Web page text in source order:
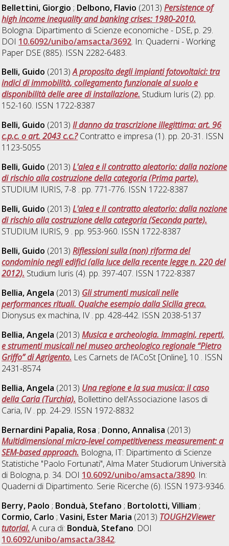
Bellettini, Giorgio ; Delbono, Flavio (2013)Persistence of
high income inequality and banking crises: 1980-2010.
Bologna: Dipartimento di Scienze economiche - DSE, p. 29.
DOI 10.6092/unibo/amsacta/3692. In: Quaderni - Working
Paper DSE (885). ISSN 2282-6483.
Belli, Guido (2013)A proposito degli impianti fotovoltaici: tra
indici di immobilità, collegamento funzionale al suolo e
disponibilità delle aree di installazione. Studium Iuris (2). pp.
152-160. ISSN 1722-8387
Belli, Guido (2013)Il danno da trascrizione illegittima: art. 96
c.p.c. o art. 2043 c.c.?Contratto e impresa (1). pp. 20-31. ISSN
1123-5055
Belli, Guido (2013)L'alea e il contratto aleatorio: dalla nozione
di rischio alla costruzione della categoria (Prima parte).
STUDIUM IURIS, 7-8 . pp. 771-776. ISSN 1722-8387
Belli, Guido (2013)L'alea e il contratto aleatorio: dalla nozione
di rischio alla costruzione della categoria (Seconda parte).
STUDIUM IURIS, 9 . pp. 953-960. ISSN 1722-8387
Belli, Guido (2013)Riflessioni sulla (non) riforma del
condominio negli edifici (alla luce della recente legge n. 220 del
2012). Studium Iuris (4). pp. 397-407. ISSN 1722-8387
Bellia, Angela (2013) Gli strumenti musicali nelle
performances rituali. Qualche esempio dalla Sicilia greca.
Dionysus ex machina, IV . pp. 428-442. ISSN 2038-5137
Bellia, Angela (2013)Musica e archeologia. Immagini, reperti,
e strumenti musicali nel museo archeologico regionale “Pietro
Griffo” di Agrigento. Les Carnets de l’ACoSt [Online], 10 . ISSN
2431-8574
Bellia, Angela (2013) Una regione e la sua musica: il caso
della Caria (Turchia). Bollettino dell'Associazione Iasos di
Caria, IV . pp. 24-29. ISSN 1972-8832
Bernardini Papalia, Rosa ; Donno, Annalisa (2013)
Multidimensional micro-level competitiveness measurement: a
SEM-based approach. Bologna, IT: Dipartimento di Scienze
Statistiche "Paolo Fortunati", Alma Mater Studiorum Università
di Bologna, p. 34. DOI 10.6092/unibo/amsacta/3890. In:
Quaderni di Dipartimento. Serie Ricerche (6). ISSN 1973-9346.
Berry, Paolo ; Bonduà, Stefano ; Bortolotti, Villiam;
Cormio, Carlo ;Vasini, Ester Maria (2013) TOUGH2Viewer
tutorial. A cura di: Bonduà, Stefano. DOI
10.6092/unibo/amsacta/3842.